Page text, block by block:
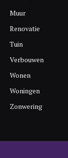
Muur
Renovatie
Tuin
Verbouwen
Wonen
Woningen
Zonwering